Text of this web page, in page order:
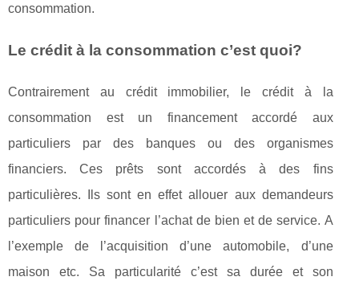
consommation.
Le crédit à la consommation c’est quoi?
Contrairement au crédit immobilier, le crédit à la
consommation est un financement accordé aux
particuliers par des banques ou des organismes
financiers. Ces prêts sont accordés à des fins
particulières. Ils sont en effet allouer aux demandeurs
particuliers pour financer l’achat de bien et de service. A
l’exemple de l’acquisition d’une automobile, d’une
maison etc. Sa particularité c’est sa durée et son